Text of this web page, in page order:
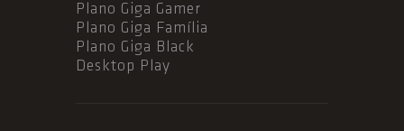
Plano Giga Gamer
Plano Giga Família
Plano Giga Black
Desktop Play